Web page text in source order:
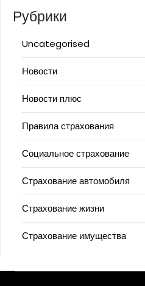
Рубрики
Uncategorised
Новости
Новости плюс
Правила страхования
Социальное страхование
Страхование автомобиля
Страхование жизни
Страхование имущества